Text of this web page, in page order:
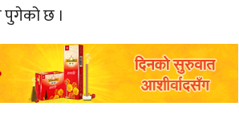
पुगेको छ ।